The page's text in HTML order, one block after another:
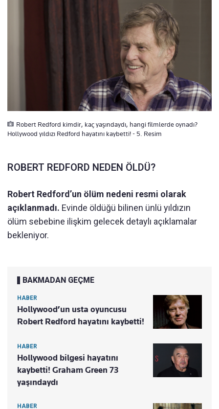
Robert Redford kimdir, kaç yaşındaydı, hangi filmlerde oynadı?
Hollywood yıldızı Redford hayatını kaybetti! - 5. Resim
ROBERT REDFORD NEDEN ÖLDÜ?
Robert Redford’un ölüm nedeni resmi olarak
açıklanmadı. Evinde öldüğü bilinen ünlü yıldızın
ölüm sebebine ilişkim gelecek detaylı açıklamalar
bekleniyor.
BAKMADAN GEÇME
HABER
Hollywood’un usta oyuncusu
Robert Redford hayatını kaybetti!
HABER
Hollywood bilgesi hayatını
kaybetti! Graham Green 73
yaşındaydı
HABER